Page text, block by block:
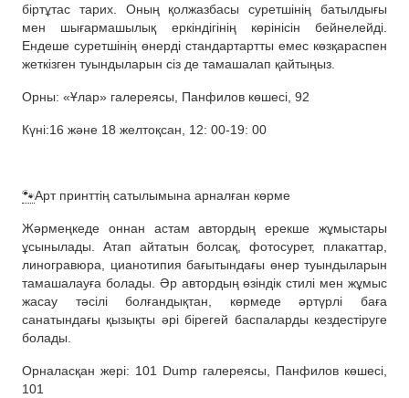
біртұтас тарих. Оның қолжазбасы суретшінің батылдығы
мен шығармашылық еркіндігінің көрінісін бейнелейді.
Ендеше суретшінің өнерді стандартартты емес көзқараспен
жеткізген туындыларын сіз де тамашалап қайтыңыз.
Орны: «Ұлар» галереясы, Панфилов көшесі, 92
Күні:16 және 18 желтоқсан, 12: 00-19: 00
🐾Арт принттің сатылымына арналған көрме
Жәрмеңкеде оннан астам автордың ерекше жұмыстары
ұсынылады. Атап айтатын болсақ, фотосурет, плакаттар,
линогравюра, цианотипия бағытындағы өнер туындыларын
тамашалауға болады. Әр автордың өзіндік стилі мен жұмыс
жасау тәсілі болғандықтан, көрмеде әртүрлі баға
санатындағы қызықты әрі бірегей баспаларды кездестіруге
болады.
Орналасқан жері: 101 Dump галереясы, Панфилов көшесі,
101